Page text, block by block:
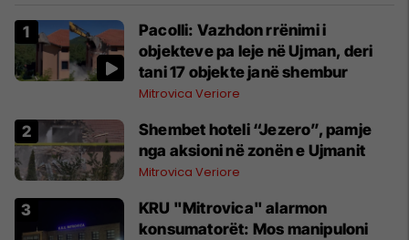
Pacolli: Vazhdon rrënimi i
objekteve pa leje në Ujman, deri
tani 17 objekte janë shembur
Mitrovica Veriore
Shembet hoteli “Jezero”, pamje
nga aksioni në zonën e Ujmanit
Mitrovica Veriore
KRU "Mitrovica" alarmon
konsumatorët: Mos manipuloni